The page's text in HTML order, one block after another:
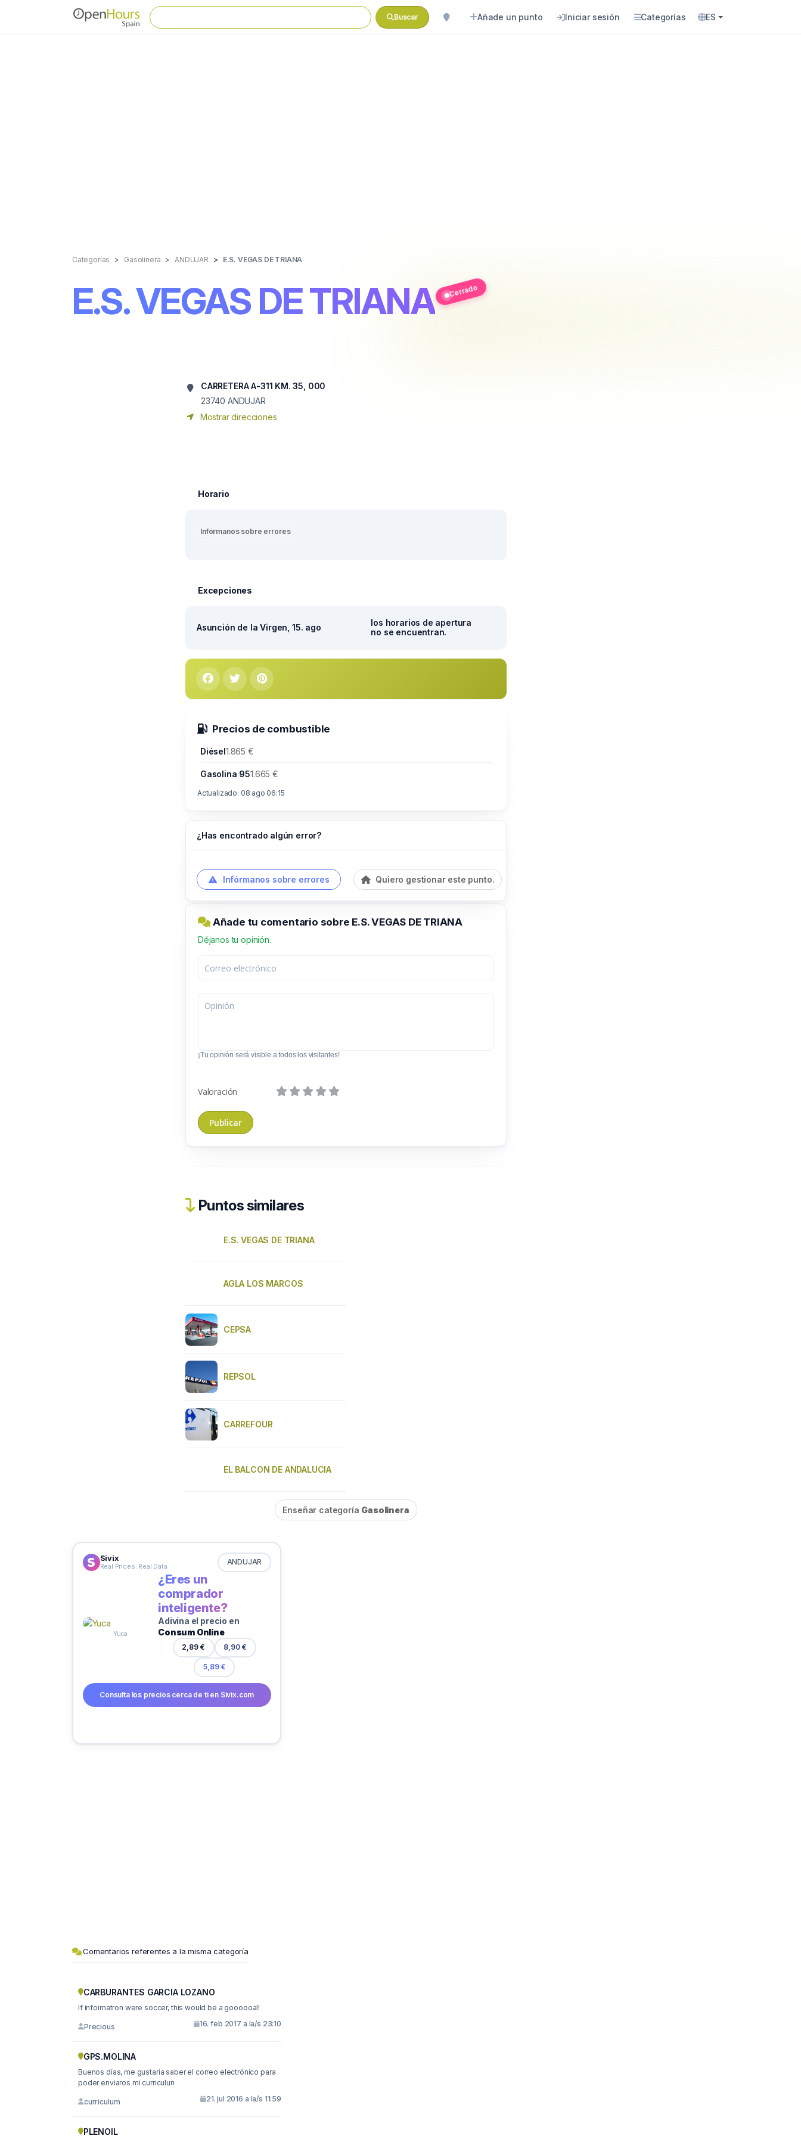
Buscar Añade un punto Iniciar sesión Categorías ES
Categorías Gasolinera ANDUJAR E.S. VEGAS DE TRIANA
E.S. VEGAS DE TRIANA Cerrado
CARRETERA A-311 KM. 35, 000
23740 ANDUJAR
Mostrar direcciones
Horario
Infórmanos sobre errores
Excepciones
Asunción de la Virgen, 15. ago
los horarios de apertura
no se encuentran.
Precios de combustible
Diésel1.865 €
Gasolina 951.665 €
Actualizado: 08 ago 06:15
¿Has encontrado algún error?
Infórmanos sobre errores Quiero gestionar este punto.
Añade tu comentario sobre E.S. VEGAS DE TRIANA
Déjanos tu opinión.
¡Tu opinión será visible a todos los visitantes!
Valoración
Puntos similares
E.S. VEGAS DE TRIANA
AGLA LOS MARCOS
CEPSA
REPSOL
CARREFOUR
EL BALCON DE ANDALUCIA
Enseñar categoría Gasolinera
Sivix
Real Prices. Real Data ANDUJAR
Yuca
¿Eres un
comprador
inteligente?
Adivina el precio en
Consum Online
2,89 € 8,90 €
5,89 €
Consulta los precios cerca de ti en Sivix.com
Comentarios referentes a la misma categoría
CARBURANTES GARCIA LOZANO
If infoimatron were soccer, this would be a goooooal!
Precious 16. feb 2017 a la/s 23:10
GPS.MOLINA
Buenos días, me gustaria saber el correo electrónico para
poder enviaros mi curriculun
curriculum 21. jul 2016 a la/s 11:59
PLENOIL